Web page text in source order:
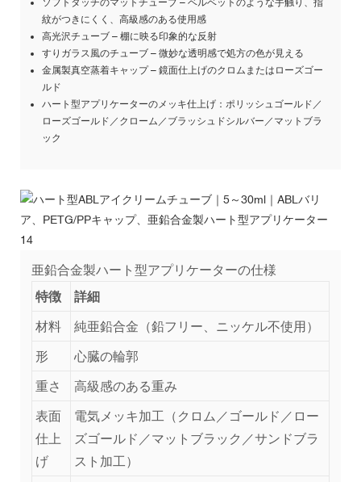
ソフトタッチのマットチューブ – ベルベットのような手触り、指
紋がつきにくく、高級感のある使用感
高光沢チューブ – 棚に映る印象的な反射
すりガラス風のチューブ – 微妙な透明感で処方の色が見える
金属製真空蒸着キャップ – 鏡面仕上げのクロムまたはローズゴー
ルド
ハート型アプリケーターのメッキ仕上げ：ポリッシュゴールド／
ローズゴールド／クローム／ブラッシュドシルバー／マットブラ
ック
亜鉛合金製ハート型アプリケーターの仕様
特徴
詳細
材料 純亜鉛合金（鉛フリー、ニッケル不使用）
形 心臓の輪郭
重さ 高級感のある重み
表面
仕上
げ
電気メッキ加工（クロム／ゴールド／ロー
ズゴールド／マットブラック／サンドブラ
スト加工）